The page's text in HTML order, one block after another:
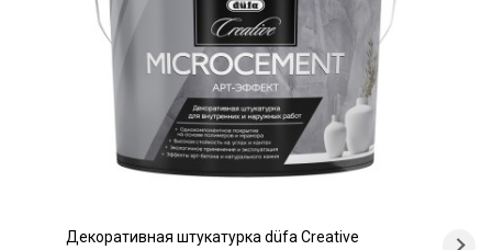
Декоративная штукатурка düfa Creative